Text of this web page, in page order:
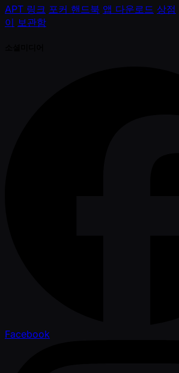
APT 링크 포커 핸드북 앱 다운로드 상점
이 보관함
Facebook